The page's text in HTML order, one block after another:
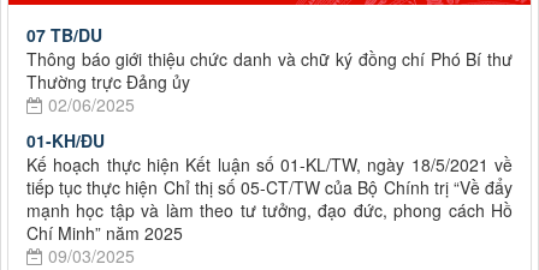
07 TB/DU
Thông báo giới thiệu chức danh và chữ ký đồng chí Phó Bí thư
Thường trực Đảng ủy
02/06/2025
01-KH/ĐU
Kế hoạch thực hiện Kết luận số 01-KL/TW, ngày 18/5/2021 về
tiếp tục thực hiện Chỉ thị số 05-CT/TW của Bộ Chính trị “Về đẩy
mạnh học tập và làm theo tư tưởng, đạo đức, phong cách Hồ
Chí Minh” năm 2025
09/03/2025